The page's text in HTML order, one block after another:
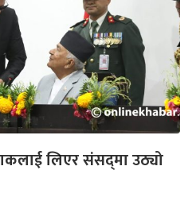
लिएर संसद्‌मा उठ्यो